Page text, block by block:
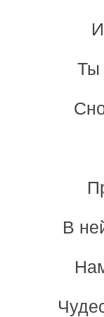
Ты
В